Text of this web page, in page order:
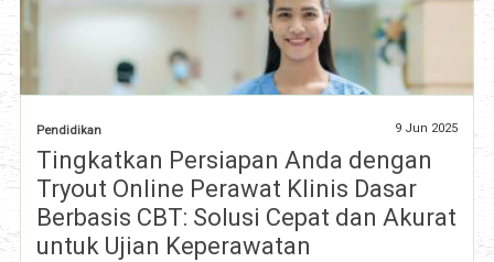
Pendidikan 9 Jun 2025
Tingkatkan Persiapan Anda dengan
Tryout Online Perawat Klinis Dasar
Berbasis CBT: Solusi Cepat dan Akurat
untuk Ujian Keperawatan